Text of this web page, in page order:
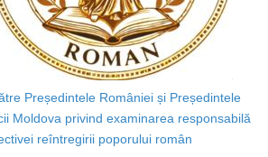
Președintele României și Președintele
Moldova privind examinarea responsabilă
reîntregirii poporului român